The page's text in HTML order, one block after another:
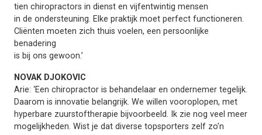
tien chiropractors in dienst en vijfentwintig mensen
in de ondersteuning. Elke praktijk moet perfect functioneren.
Cliënten moeten zich thuis voelen, een persoonlijke
benadering
is bij ons gewoon.’
NOVAK DJOKOVIC
Arie: ‘Een chiropractor is behandelaar en ondernemer tegelijk.
Daarom is innovatie belangrijk. We willen vooroplopen, met
hyperbare zuurstoftherapie bijvoorbeeld. Ik zie nog veel meer
mogelijkheden. Wist je dat diverse topsporters zelf zo’n